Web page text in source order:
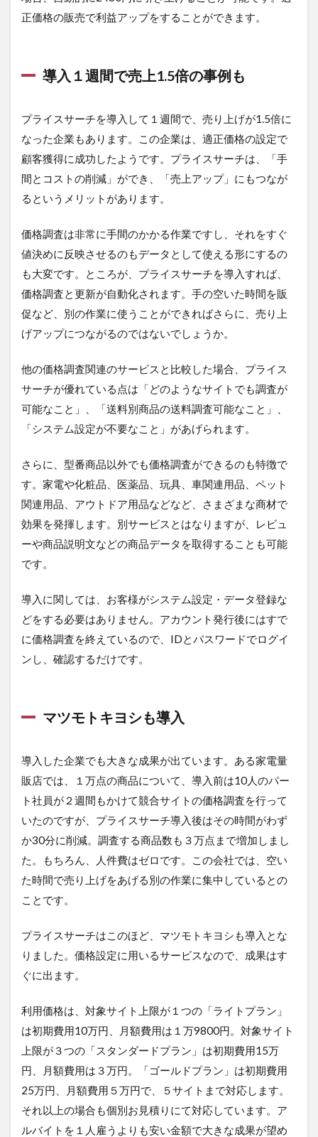
正価格の販売で利益アップをすることができます。
導入１週間で売上1.5倍の事例も
プライスサーチを導入して１週間で、売り上げが1.5倍に
なった企業もあります。この企業は、適正価格の設定で
顧客獲得に成功したようです。プライスサーチは、「手
間とコストの削減」ができ、「売上アップ」にもつなが
るというメリットがあります。
価格調査は非常に手間のかかる作業ですし、それをすぐ
値決めに反映させるのもデータとして使える形にするの
も大変です。ところが、プライスサーチを導入すれば、
価格調査と更新が自動化されます。手の空いた時間を販
促など、別の作業に使うことができればさらに、売り上
げアップにつながるのではないでしょうか。
他の価格調査関連のサービスと比較した場合、プライス
サーチが優れている点は「どのようなサイトでも調査が
可能なこと」、「送料別商品の送料調査可能なこと」、
「システム設定が不要なこと」があげられます。
さらに、型番商品以外でも価格調査ができるのも特徴で
す。家電や化粧品、医薬品、玩具、車関連用品、ペット
関連用品、アウトドア用品などなど、さまざまな商材で
効果を発揮します。別サービスとはなりますが、レビュ
ーや商品説明文などの商品データを取得することも可能
です。
導入に関しては、お客様がシステム設定・データ登録な
どをする必要はありません。アカウント発行後にはすで
に価格調査を終えているので、IDとパスワードでログイ
ンし、確認するだけです。
マツモトキヨシも導入
導入した企業でも大きな成果が出ています。ある家電量
販店では、１万点の商品について、導入前は10人のパー
ト社員が２週間もかけて競合サイトの価格調査を行って
いたのですが、プライスサーチ導入後はその時間がわず
か30分に削減。調査する商品数も３万点まで増加しまし
た。もちろん、人件費はゼロです。この会社では、空い
た時間で売り上げをあげる別の作業に集中しているとの
ことです。
プライスサーチはこのほど、マツモトキヨシも導入とな
りました。価格設定に用いるサービスなので、成果はす
ぐに出ます。
利用価格は、対象サイト上限が１つの「ライトプラン」
は初期費用10万円、月額費用は１万9800円。対象サイト
上限が３つの「スタンダードプラン」は初期費用15万
円、月額費用は３万円。「ゴールドプラン」は初期費用
25万円、月額費用５万円で、５サイトまで対応します。
それ以上の場合も個別お見積りにて対応しています。ア
ルバイトを１人雇うよりも安い金額で大きな成果が望め